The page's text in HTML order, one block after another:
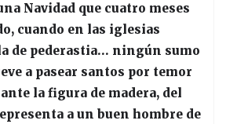
Navidad que cuatro meses
cuando en las iglesias
de pederastia… ningún sumo
a pasear santos por temor
la figura de madera, del
a un buen hombre de